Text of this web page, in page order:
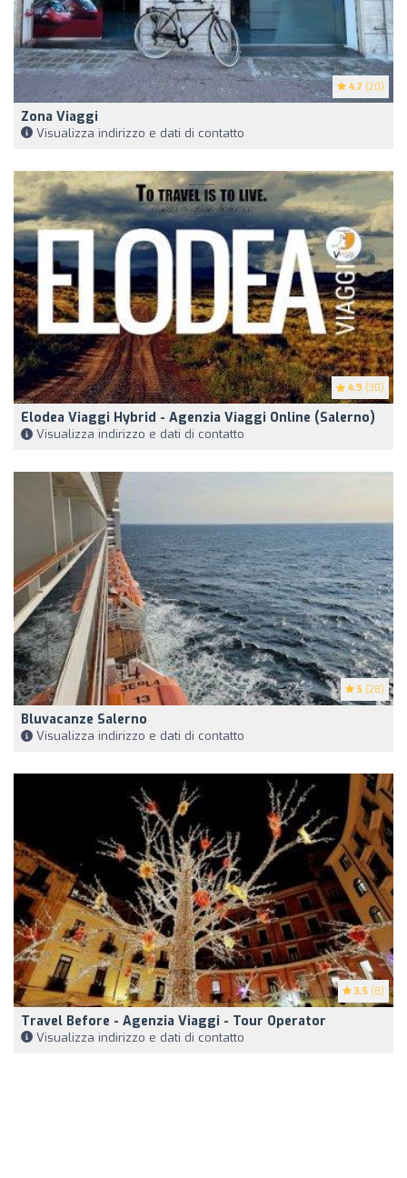
4.7 (20)
Zona Viaggi
Visualizza indirizzo e dati di contatto
4.9 (30)
Elodea Viaggi Hybrid - Agenzia Viaggi Online (Salerno)
Visualizza indirizzo e dati di contatto
5 (28)
Bluvacanze Salerno
Visualizza indirizzo e dati di contatto
3.5 (8)
Travel Before - Agenzia Viaggi - Tour Operator
Visualizza indirizzo e dati di contatto